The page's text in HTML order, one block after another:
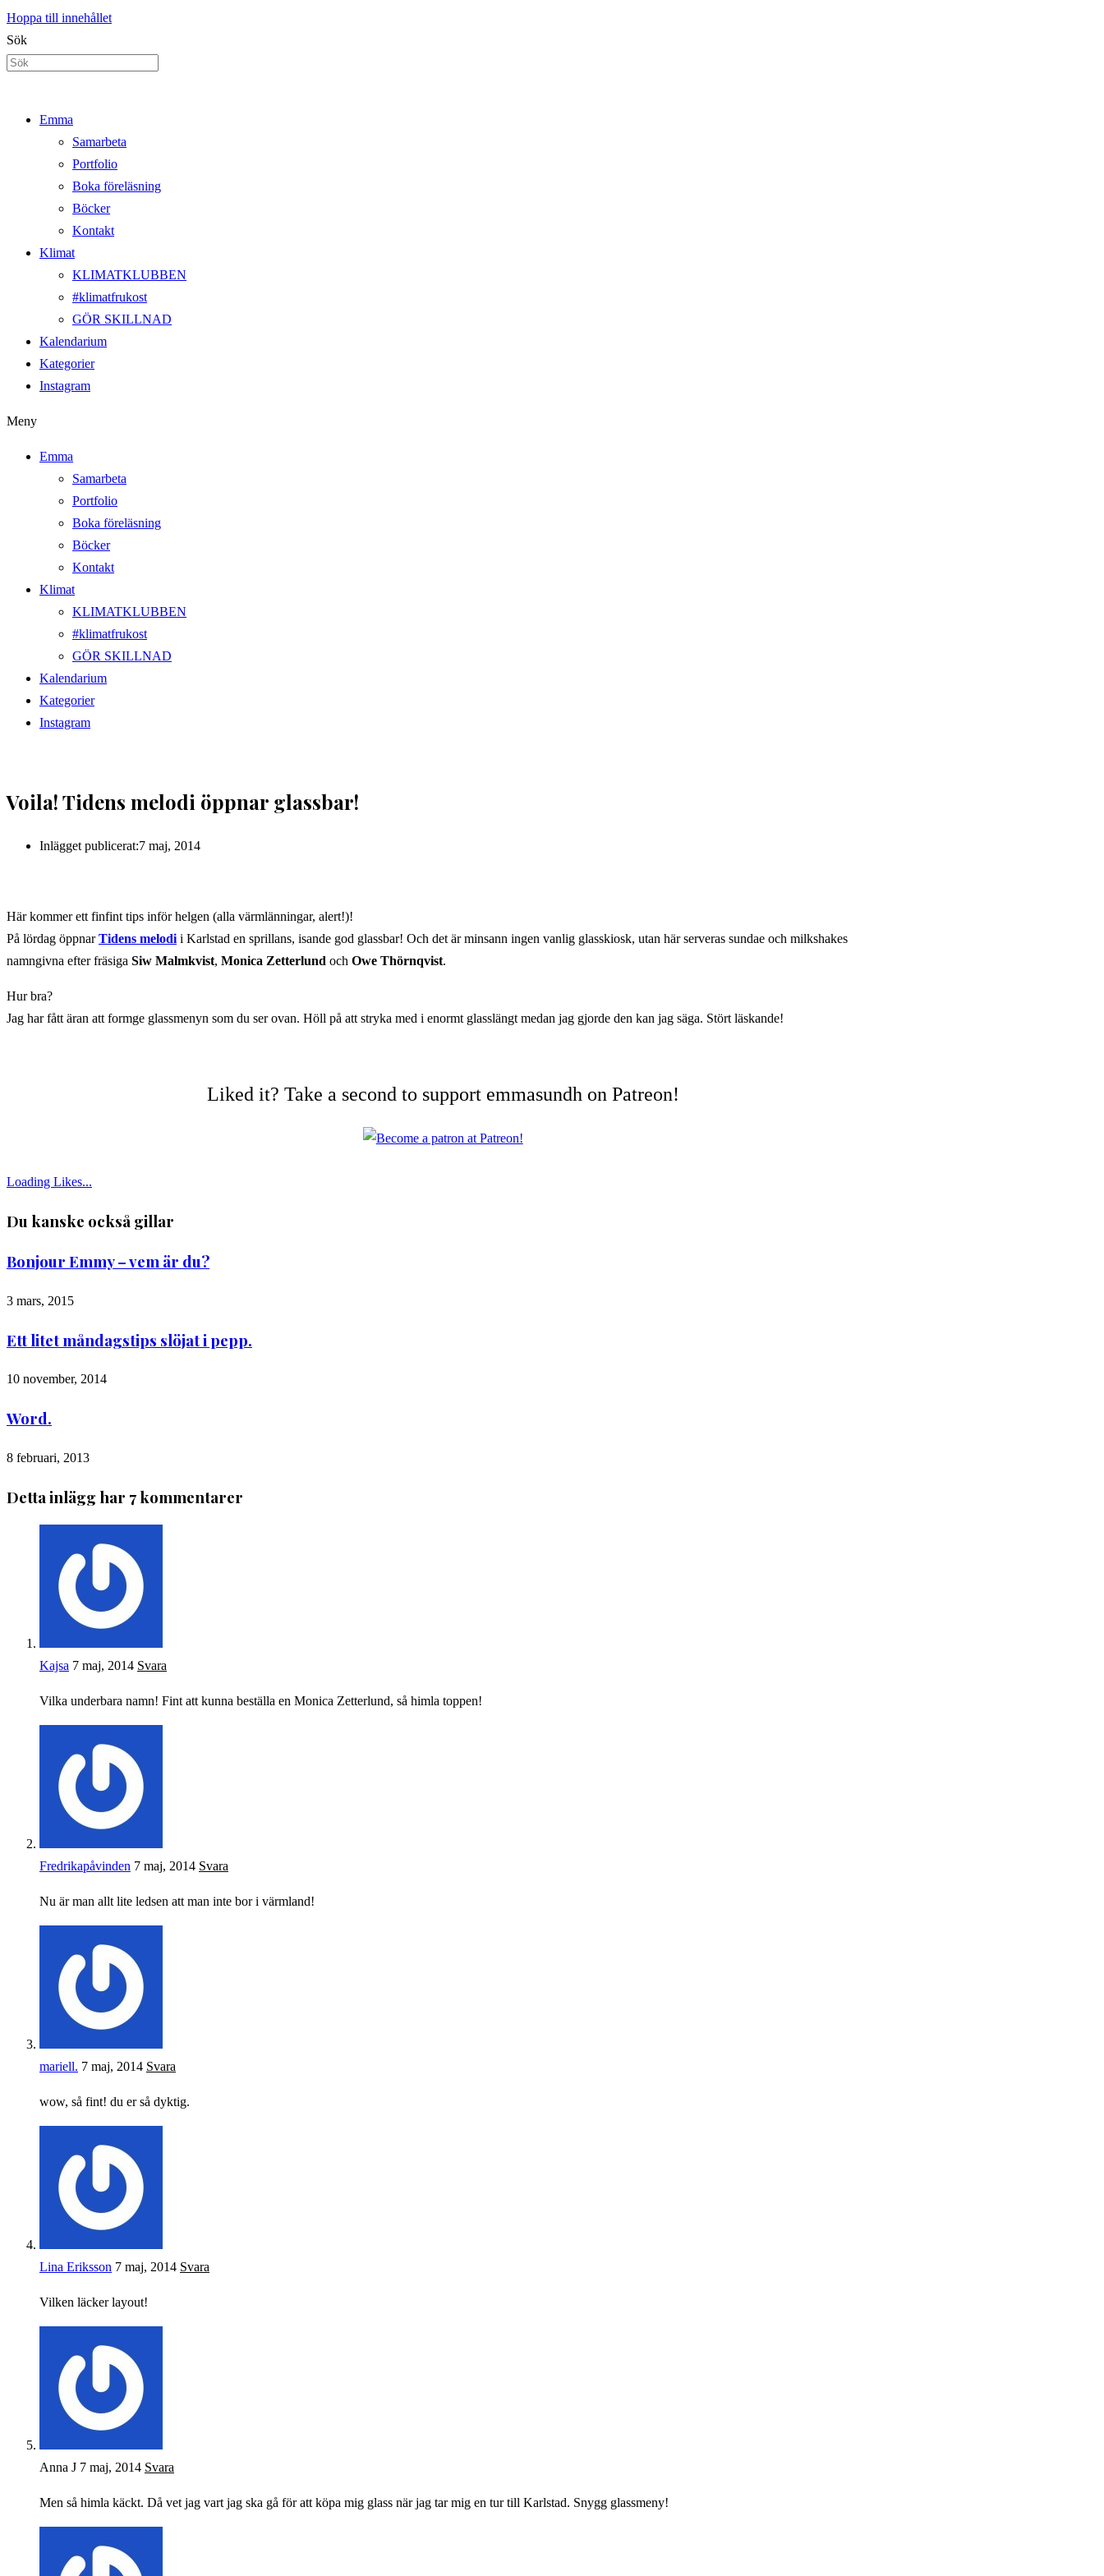
Hoppa till innehållet
Sök
Emma
Samarbeta
Portfolio
Boka föreläsning
Böcker
Kontakt
Klimat
KLIMATKLUBBEN
#klimatfrukost
GÖR SKILLNAD
Kalendarium
Kategorier
Instagram
Meny
Emma
Samarbeta
Portfolio
Boka föreläsning
Böcker
Kontakt
Klimat
KLIMATKLUBBEN
#klimatfrukost
GÖR SKILLNAD
Kalendarium
Kategorier
Instagram
Voila! Tidens melodi öppnar glassbar!
Inlägget publicerat:7 maj, 2014
Här kommer ett finfint tips inför helgen (alla värmlänningar, alert!)!
På lördag öppnarTidens melodi i Karlstad en sprillans, isande god glassbar! Och det är minsann ingen vanlig glasskiosk, utan här serveras sundae och milkshakes
namngivna efter fräsiga Siw Malmkvist, Monica Zetterlund och Owe Thörnqvist.
Hur bra?
Jag har fått äran att formge glassmenyn som du ser ovan. Höll på att stryka med i enormt glasslängt medan jag gjorde den kan jag säga. Stört läskande!
Liked it? Take a second to support emmasundh on Patreon!
Loading Likes...
Du kanske också gillar
Bonjour Emmy – vem är du?
3 mars, 2015
Ett litet måndagstips slöjat i pepp.
10 november, 2014
Word.
8 februari, 2013
Detta inlägg har 7 kommentarer
Kajsa 7 maj, 2014 Svara
Vilka underbara namn! Fint att kunna beställa en Monica Zetterlund, så himla toppen!
Fredrikapåvinden 7 maj, 2014 Svara
Nu är man allt lite ledsen att man inte bor i värmland!
mariell. 7 maj, 2014 Svara
wow, så fint! du er så dyktig.
Lina Eriksson 7 maj, 2014 Svara
Vilken läcker layout!
Anna J 7 maj, 2014 Svara
Men så himla käckt. Då vet jag vart jag ska gå för att köpa mig glass när jag tar mig en tur till Karlstad. Snygg glassmeny!